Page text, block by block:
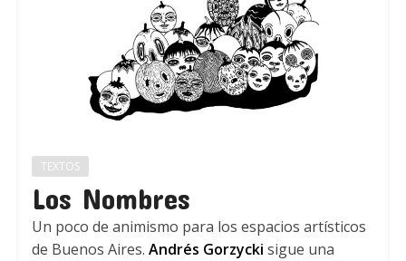
TEXTOS
Los Nombres
Un poco de animismo para los espacios artísticos
de Buenos Aires. Andrés Gorzycki sigue una